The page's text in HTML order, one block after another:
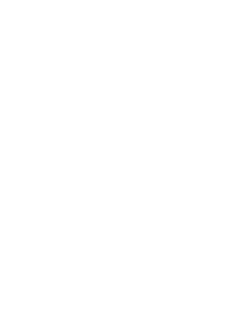
Andalucía activa
riesgo de